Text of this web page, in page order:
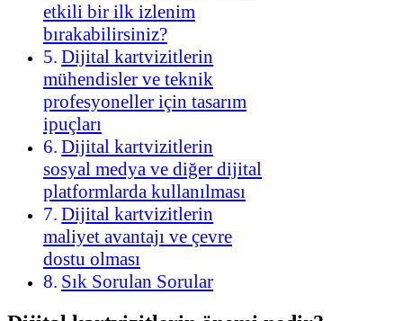
etkili bir ilk izlenim
bırakabilirsiniz?
Dijital kartvizitlerin
mühendisler ve teknik
profesyoneller için tasarım
ipuçları
Dijital kartvizitlerin
sosyal medya ve diğer dijital
platformlarda kullanılması
Dijital kartvizitlerin
maliyet avantajı ve çevre
dostu olması
Sık Sorulan Sorular